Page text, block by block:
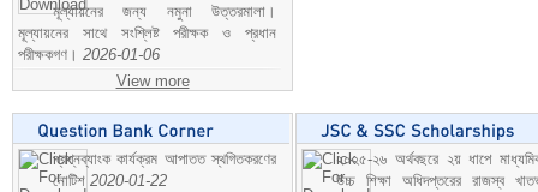
মূল্যায়নের জন্য নমুনা উত্তরমালা।
মূল্যায়নের সাথে সংশ্লিষ্ট পরীক্ষক ও প্রধান
পরীক্ষকগণ। 2026-01-06
View more
প্রশ্নব্যাংক কার্যক্রম আপাতত স্থগিতকরণের
নোটিশ 2020-01-22
২০২৫-২৬ অর্থবছরে ২য় ধাপে
উচ্চ শিক্ষা অধিদপ্তরের রাজস্ব